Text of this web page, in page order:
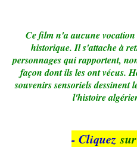
Ce film n'a aucune
historique. Il s'attache à
personnages qui rapportent,
façon dont ils les ont vécus.
souvenirs sensoriels dessinent
l'histoire
- Cliquez